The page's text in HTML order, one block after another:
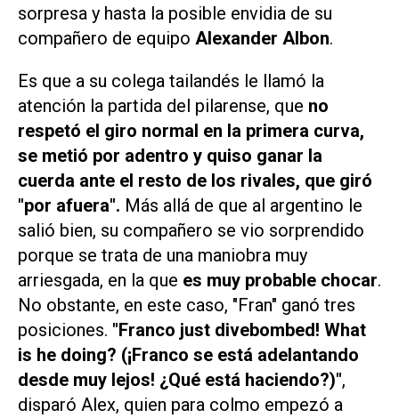
sorpresa y hasta la posible envidia de su
compañero de equipo Alexander Albon.
Es que a su colega tailandés le llamó la
atención la partida del pilarense, que no
respetó el giro normal en la primera curva,
se metió por adentro y quiso ganar la
cuerda ante el resto de los rivales, que giró
"por afuera". Más allá de que al argentino le
salió bien, su compañero se vio sorprendido
porque se trata de una maniobra muy
arriesgada, en la que es muy probable chocar.
No obstante, en este caso, "Fran" ganó tres
posiciones. "Franco just divebombed! What
is he doing? (¡Franco se está adelantando
desde muy lejos! ¿Qué está haciendo?)",
disparó Alex, quien para colmo empezó a